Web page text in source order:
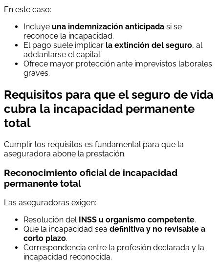
En este caso:
Incluye una indemnización anticipada si se
reconoce la incapacidad.
El pago suele implicar la extinción del seguro, al
adelantarse el capital.
Ofrece mayor protección ante imprevistos laborales
graves.
Requisitos para que el seguro de vida
cubra la incapacidad permanente
total
Cumplir los requisitos es fundamental para que la
aseguradora abone la prestación.
Reconocimiento oficial de incapacidad
permanente total
Las aseguradoras exigen:
Resolución del INSS u organismo competente.
Que la incapacidad sea definitiva y no revisable a
corto plazo.
Correspondencia entre la profesión declarada y la
incapacidad reconocida.